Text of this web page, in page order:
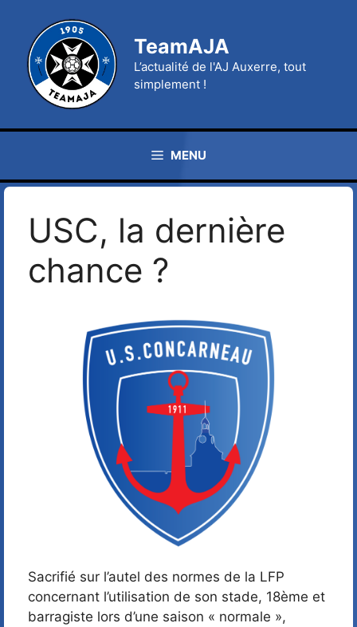
contenu
TeamAJA
L’actualité de l'AJ Auxerre, tout
simplement !
MENU
USC, la dernière
chance ?
Sacrifié sur l’autel des normes de la LFP
concernant l’utilisation de son stade, 18ème et
barragiste lors d’une saison « normale »,